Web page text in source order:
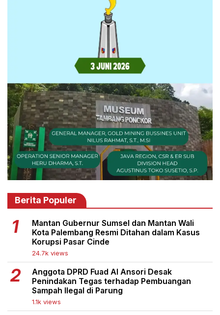
Berita Populer
Mantan Gubernur Sumsel dan Mantan Wali
Kota Palembang Resmi Ditahan dalam Kasus
Korupsi Pasar Cinde
24.7k views
Anggota DPRD Fuad Al Ansori Desak
Penindakan Tegas terhadap Pembuangan
Sampah Ilegal di Parung
1.1k views